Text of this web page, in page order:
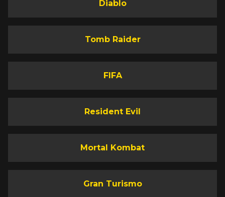
Diablo
Tomb Raider
FIFA
Resident Evil
Mortal Kombat
Gran Turismo